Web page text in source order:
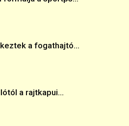
a fogathajtó...
a rajtkapui...